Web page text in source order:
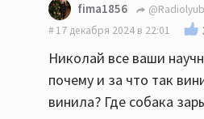
fima1856
17 декабря 2024 в 22:01
Николай все ваши
почему и за что так
винила? Где собака